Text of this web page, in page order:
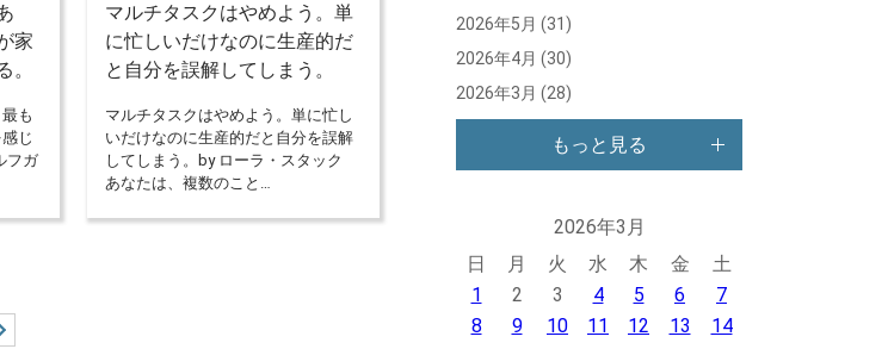
家
。
も
じ
フガ
マルチタスクはやめよう。単
に忙しいだけなのに生産的だ
と自分を誤解してしまう。
マルチタスクはやめよう。単に忙し
いだけなのに生産的だと自分を誤解
してしまう。by ローラ・スタック
あなたは、複数のこと…
2026年5月 (31)
2026年4月 (30)
2026年3月 (28)
もっと見る
2026年3月
日
月 火 水 木 金
土
1
2 3 4 5 6
7
8
9 10 11 12 13
14